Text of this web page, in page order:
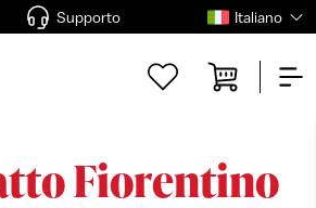
Supporto Italiano
Fiorentino